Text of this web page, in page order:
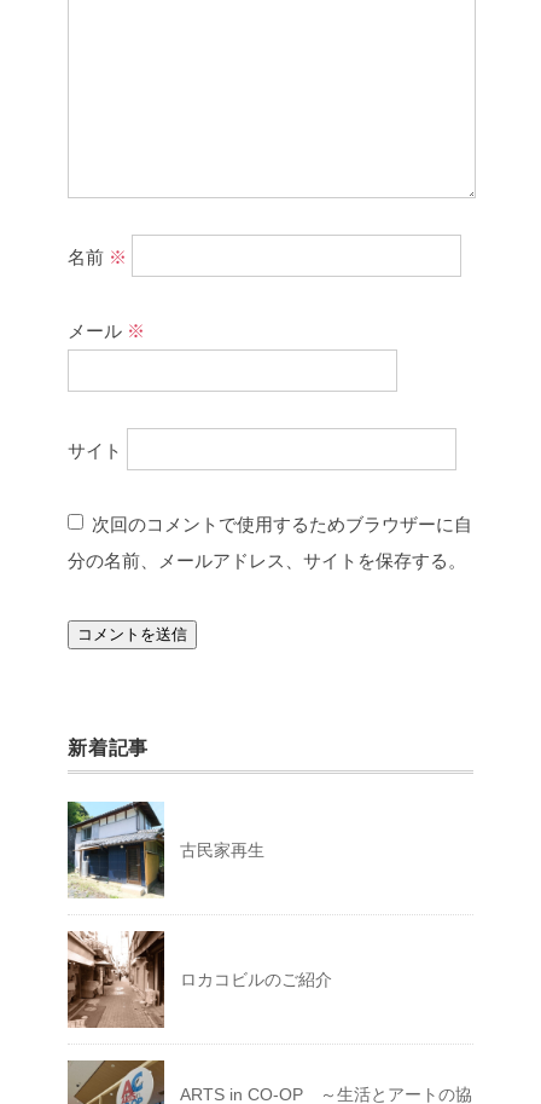
名前 ※
メール ※
サイト
次回のコメントで使用するためブラウザーに自
分の名前、メールアドレス、サイトを保存する。
新着記事
古民家再生
ロカコビルのご紹介
ARTS in CO-OP ～生活とアートの協